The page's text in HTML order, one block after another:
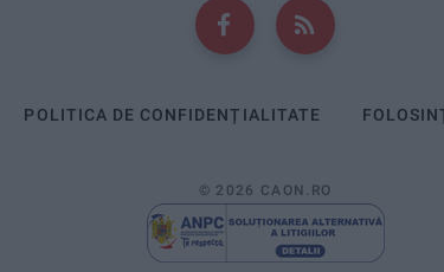
POLITICA DE CONFIDENȚIALITATE
© 2026 CAON.RO